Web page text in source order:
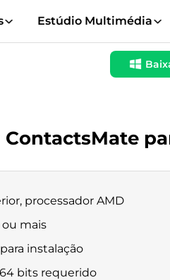
Estúdio Multimédia
processador AMD
ou mais
instalação
64 bits requerido